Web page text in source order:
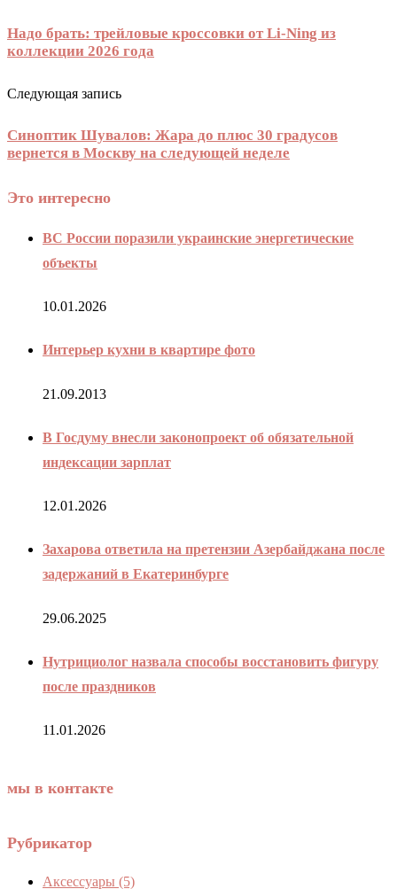
Надо брать: трейловые кроссовки от Li-Ning из
коллекции 2026 года
Следующая запись
Синоптик Шувалов: Жара до плюс 30 градусов
вернется в Москву на следующей неделе
Это интересно
ВС России поразили украинские энергетические
объекты
10.01.2026
Интерьер кухни в квартире фото
21.09.2013
В Госдуму внесли законопроект об обязательной
индексации зарплат
12.01.2026
Захарова ответила на претензии Азербайджана после
задержаний в Екатеринбурге
29.06.2025
Нутрициолог назвала способы восстановить фигуру
после праздников
11.01.2026
мы в контакте
Рубрикатор
Аксессуары (5)